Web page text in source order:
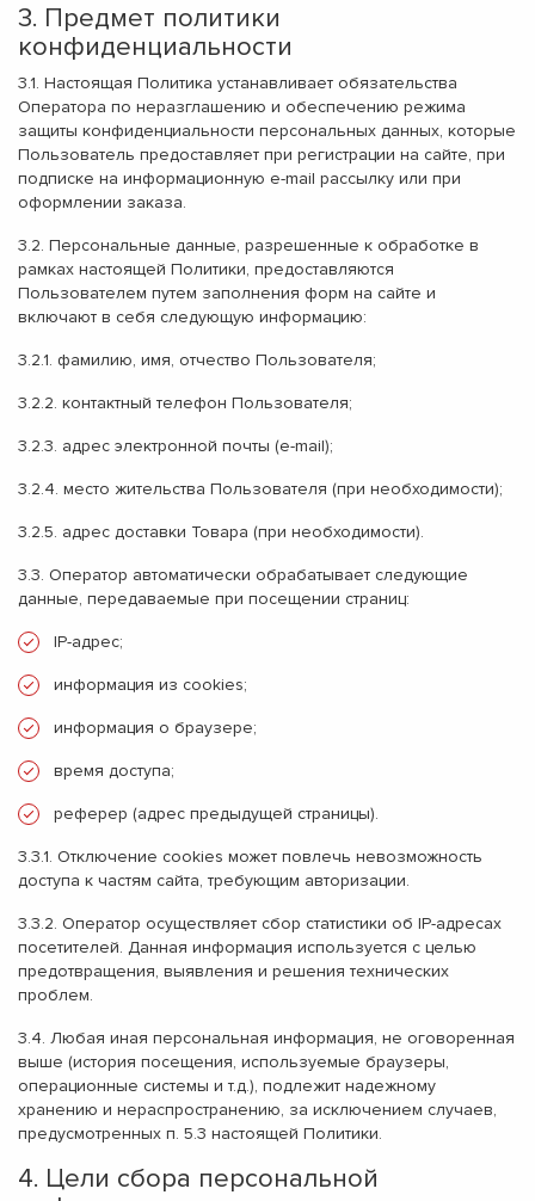
3. Предмет политики
конфиденциальности
3.1. Настоящая Политика устанавливает обязательства
Оператора по неразглашению и обеспечению режима
защиты конфиденциальности персональных данных, которые
Пользователь предоставляет при регистрации на сайте, при
подписке на информационную e-mail рассылку или при
оформлении заказа.
3.2. Персональные данные, разрешенные к обработке в
рамках настоящей Политики, предоставляются
Пользователем путем заполнения форм на сайте и
включают в себя следующую информацию:
3.2.1. фамилию, имя, отчество Пользователя;
3.2.2. контактный телефон Пользователя;
3.2.3. адрес электронной почты (e-mail);
3.2.4. место жительства Пользователя (при необходимости);
3.2.5. адрес доставки Товара (при необходимости).
3.3. Оператор автоматически обрабатывает следующие
данные, передаваемые при посещении страниц:
IP-адрес;
информация из cookies;
информация о браузере;
время доступа;
реферер (адрес предыдущей страницы).
3.3.1. Отключение cookies может повлечь невозможность
доступа к частям сайта, требующим авторизации.
3.3.2. Оператор осуществляет сбор статистики об IP-адресах
посетителей. Данная информация используется с целью
предотвращения, выявления и решения технических
проблем.
3.4. Любая иная персональная информация, не оговоренная
выше (история посещения, используемые браузеры,
операционные системы и т.д.), подлежит надежному
хранению и нераспространению, за исключением случаев,
предусмотренных п. 5.3 настоящей Политики.
4. Цели сбора персональной